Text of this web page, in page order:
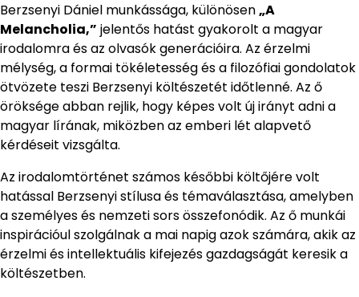
Berzsenyi Dániel munkássága, különösen„A
Melancholia,” jelentős hatást gyakorolt a magyar
irodalomra és az olvasók generációira. Az érzelmi
mélység, a formai tökéletesség és a filozófiai gondolatok
ötvözete teszi Berzsenyi költészetét időtlenné. Az ő
öröksége abban rejlik, hogy képes volt új irányt adni a
magyar lírának, miközben az emberi lét alapvető
kérdéseit vizsgálta.
Az irodalomtörténet számos későbbi költőjére volt
hatással Berzsenyi stílusa és témaválasztása, amelyben
a személyes és nemzeti sors összefonódik. Az ő munkái
inspirációul szolgálnak a mai napig azok számára, akik az
érzelmi és intellektuális kifejezés gazdagságát keresik a
költészetben.